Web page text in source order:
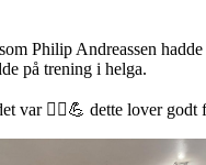
Philip Andreassen
på trening i helga.
var 🤼‍♀️💪 dette lover